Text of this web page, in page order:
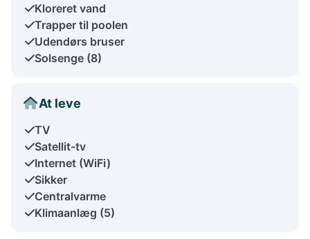
Kloreret vand
Trapper til poolen
Udendørs bruser
Solsenge (8)
At leve
TV
Satellit-tv
Internet (WiFi)
Sikker
Centralvarme
Klimaanlæg (5)